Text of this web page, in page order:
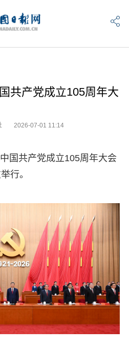
共产党成立105周年大
2026-07-01 11:14
国共产党成立105周年大会
行。